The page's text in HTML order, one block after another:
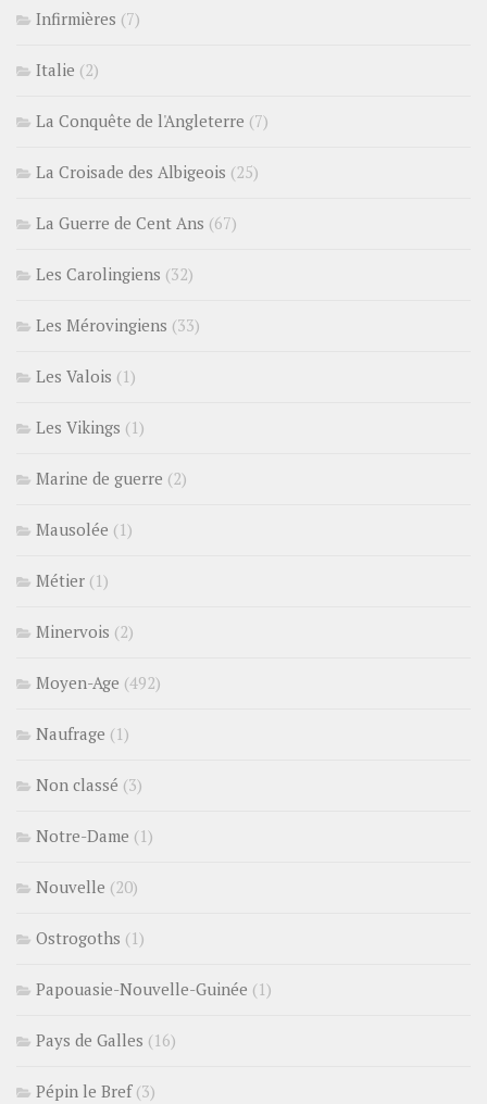
Infirmières (7)
Italie (2)
La Conquête de l'Angleterre (7)
La Croisade des Albigeois (25)
La Guerre de Cent Ans (67)
Les Carolingiens (32)
Les Mérovingiens (33)
Les Valois (1)
Les Vikings (1)
Marine de guerre (2)
Mausolée (1)
Métier (1)
Minervois (2)
Moyen-Age (492)
Naufrage (1)
Non classé (3)
Notre-Dame (1)
Nouvelle (20)
Ostrogoths (1)
Papouasie-Nouvelle-Guinée (1)
Pays de Galles (16)
Pépin le Bref(3)